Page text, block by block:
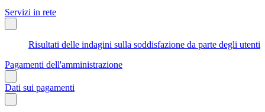
Servizi in rete
Risultati delle indagini sulla soddisfazione da parte degli utenti
Pagamenti dell'amministrazione
Dati sui pagamenti